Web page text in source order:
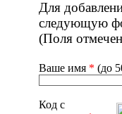
Для
следующую
(Поля
Ваше имя * (до
Код с